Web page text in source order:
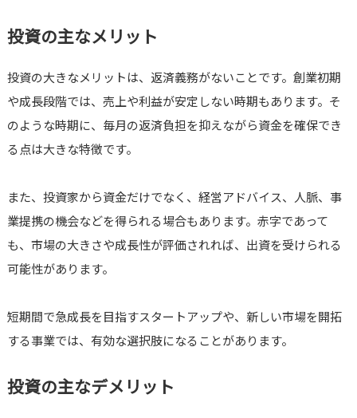
投資の主なメリット
投資の大きなメリットは、返済義務がないことです。創業初期
や成長段階では、売上や利益が安定しない時期もあります。そ
のような時期に、毎月の返済負担を抑えながら資金を確保でき
る点は大きな特徴です。
また、投資家から資金だけでなく、経営アドバイス、人脈、事
業提携の機会などを得られる場合もあります。赤字であって
も、市場の大きさや成長性が評価されれば、出資を受けられる
可能性があります。
短期間で急成長を目指すスタートアップや、新しい市場を開拓
する事業では、有効な選択肢になることがあります。
投資の主なデメリット